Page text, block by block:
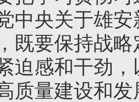
中央关于雄
既要保持战
迫感和干劲
质量建设和